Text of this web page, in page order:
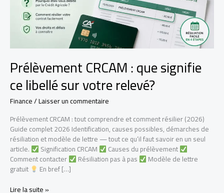
Prélèvement CRCAM : que signifie
ce libellé sur votre relevé?
Finance/Laisser un commentaire
Prélèvement CRCAM : tout comprendre et comment résilier (2026)
Guide complet 2026 Identification, causes possibles, démarches de
résiliation et modèle de lettre — tout ce qu’il faut savoir en un seul
article. Signification CRCAM Causes du prélèvement
Comment contacter Résiliation pas à pas Modèle de lettre
gratuit
En bref […]
Prélèvement
Lire la suite »